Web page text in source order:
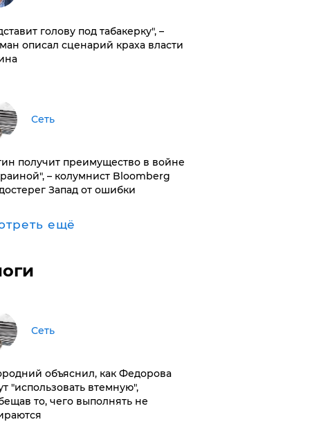
голову под табакерку", –
описал сценарий краха власти
Сеть
получит преимущество в войне
– колумнист Bloomberg
Запад от ошибки
ещё
Сеть
объяснил, как Федорова
"использовать втемную",
то, чего выполнять не